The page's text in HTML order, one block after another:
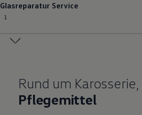
Glasreparatur Service
1
Rund um Karosserie,
Pflegemittel